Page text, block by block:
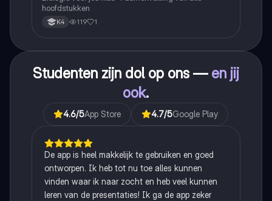
hoofdstukken
K4 119 1
Studenten zijn dol op ons — en jij
ook.
4.6/5App Store 4.7/5Google Play
De app is heel makkelijk te gebruiken en goed
ontworpen. Ik heb tot nu toe alles kunnen
vinden waar ik naar zocht en heb veel kunnen
leren van de presentaties! Ik ga de app zeker